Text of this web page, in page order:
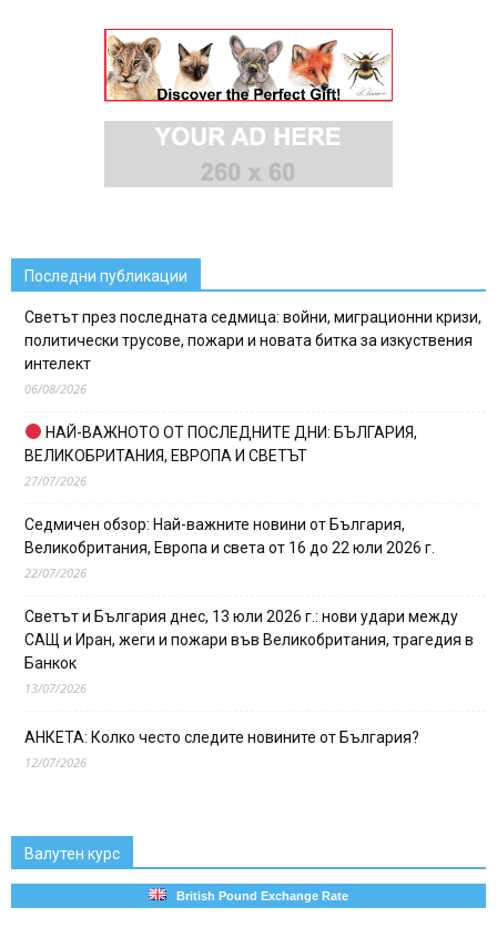
Последни публикации
Светът през последната седмица: войни, миграционни кризи,
политически трусове, пожари и новата битка за изкуствения
интелект
06/08/2026
НАЙ-ВАЖНОТО ОТ ПОСЛЕДНИТЕ ДНИ: БЪЛГАРИЯ,
ВЕЛИКОБРИТАНИЯ, ЕВРОПА И СВЕТЪТ
27/07/2026
Седмичен обзор: Най-важните новини от България,
Великобритания, Европа и света от 16 до 22 юли 2026 г.
22/07/2026
Светът и България днес, 13 юли 2026 г.: нови удари между
САЩ и Иран, жеги и пожари във Великобритания, трагедия в
Банкок
13/07/2026
АНКЕТА: Колко често следите новините от България?
12/07/2026
Валутен курс
British Pound Exchange Rate